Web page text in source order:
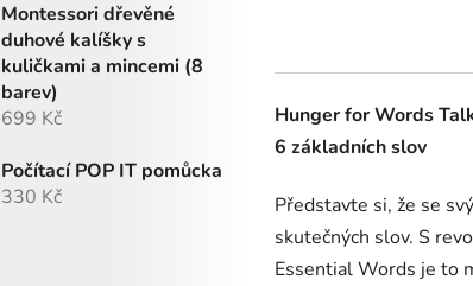
Montessori dřevěné
duhové kalíšky s
kuličkami a mincemi (8
barev)
699 Kč
Počítací POP IT pomůcka
330 Kč
Hunger for Words
6 základních slov
Představte si, že se
skutečných slov. S
Essential Words je to